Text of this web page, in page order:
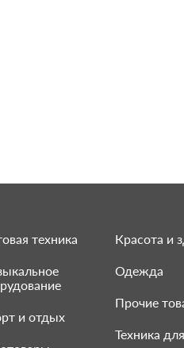
техника
и отдых
Красота и
Одежда
Прочие
Техника